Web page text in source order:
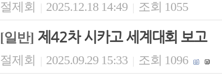
절제회 | 2025.12.18 14:49 | 조회 1055
[일반] 제42차 시카고 세계대회 보고
절제회 | 2025.09.29 15:33 | 조회 1096